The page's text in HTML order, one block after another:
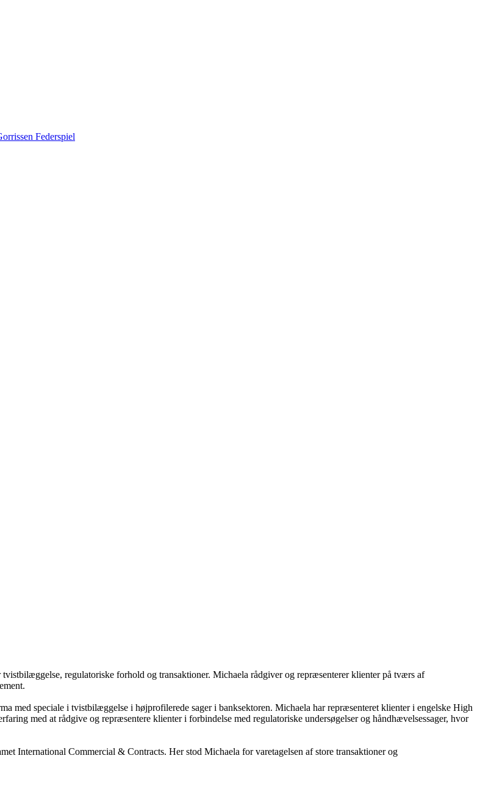
regulatoriske forhold og transaktioner. Michaela rådgiver og repræsenterer klienter på tværs af
med speciale i tvistbilæggelse i højprofilerede sager i banksektoren. Michaela har repræsenteret klienter i engelske High
med at rådgive og repræsentere klienter i forbindelse med regulatoriske undersøgelser og håndhævelsessager, hvor
International Commercial & Contracts. Her stod Michaela for varetagelsen af store transaktioner og